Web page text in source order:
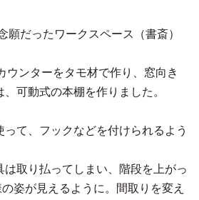
願だったワークスペース（書斎）
ウンターをタモ材で作り、窓向き
可動式の本棚を作りました。
て、フックなどを付けられるよう
は取り払ってしまい、階段を上がっ
姿が見えるように。間取りを変え